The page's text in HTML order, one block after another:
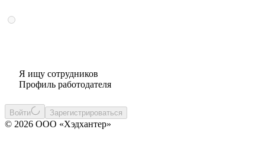
Я ищу сотрудников
Профиль работодателя
Войти Зарегистрироваться
© 2026 ООО «Хэдхантер»